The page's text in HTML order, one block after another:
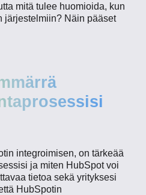
mitä tulee huomioida, kun
järjestelmiin? Näin pääset
integroimisen, on tärkeää
ja miten HubSpot voi
tietoa sekä yrityksesi
HubSpotin